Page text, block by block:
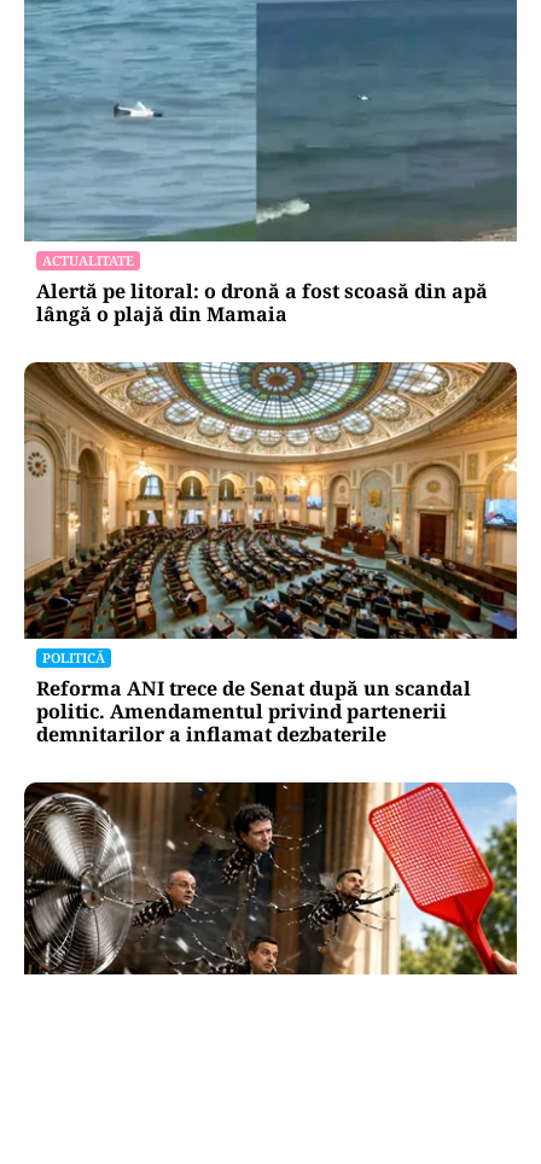
ACTUALITATE
Alertă pe litoral: o dronă a fost scoasă din apă
lângă o plajă din Mamaia
POLITICĂ
Reforma ANI trece de Senat după un scandal
politic. Amendamentul privind partenerii
demnitarilor a inflamat dezbaterile